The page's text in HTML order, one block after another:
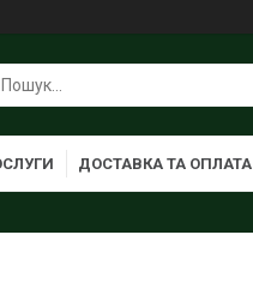
ДОСТАВКА ТА ОПЛАТА